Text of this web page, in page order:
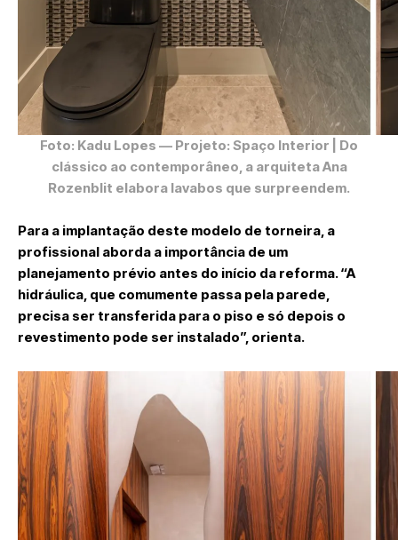
Foto: Kadu Lopes — Projeto: Spaço Interior | Do
clássico ao contemporâneo, a arquiteta Ana
Rozenblit elabora lavabos que surpreendem.
Para a implantação deste modelo de torneira, a
profissional aborda a importância de um
planejamento prévio antes do início da reforma. “A
hidráulica, que comumente passa pela parede,
precisa ser transferida para o piso e só depois o
revestimento pode ser instalado”, orienta.